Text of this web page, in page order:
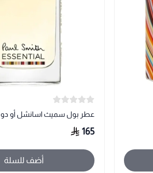
عطر بول سميث اسانشل أو دو
165
أضف للسلة